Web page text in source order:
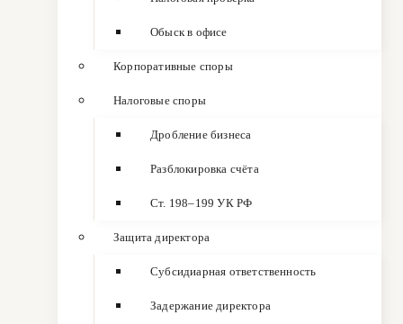
Обыск в офисе
Корпоративные споры
Налоговые споры
Дробление бизнеса
Разблокировка счёта
Ст. 198–199 УК РФ
Защита директора
Субсидиарная ответственность
Задержание директора